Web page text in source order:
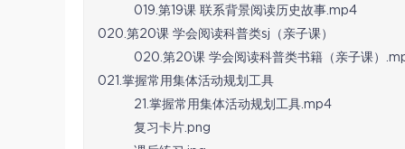
019.第19课 联系背景阅读历史故事.mp4
020.第20课 学会阅读科普类sj（亲子课）
020.第20课 学会阅读科普类书籍（亲子课）
021.掌握常用集体活动规划工具
21.掌握常用集体活动规划工具.mp4
复习卡片.png